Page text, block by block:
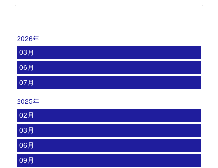
2026年
03月
06月
07月
2025年
02月
03月
06月
09月